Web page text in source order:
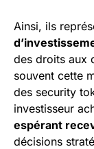
Ainsi, ils
des droits aux
souvent cette
des security
investisseur
espérant
décisions